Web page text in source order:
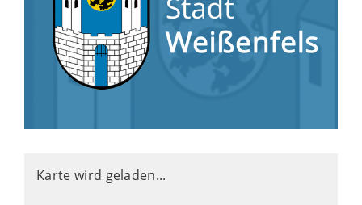
Karte wird geladen...